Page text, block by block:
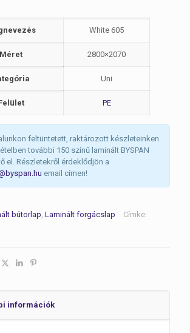
White 605
Méret 2800×2070
Uni
PE
feltüntetett, raktározott készleteinken
további 150 színű laminált BYSPAN
el. Részletekről érdeklődjön a
email címen!
bútorlap, Laminált forgácslap Címke:
információk